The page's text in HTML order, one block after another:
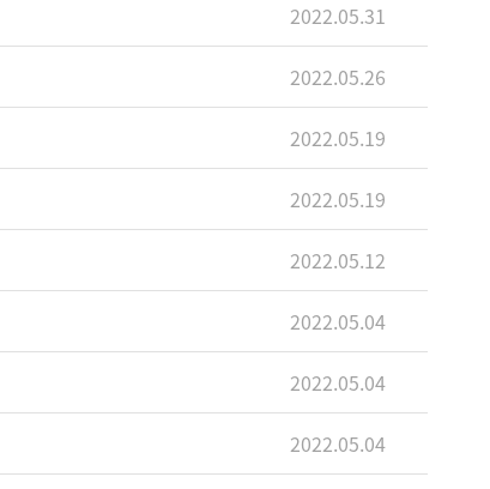
2022.05.31
2022.05.26
2022.05.19
2022.05.19
2022.05.12
2022.05.04
2022.05.04
2022.05.04